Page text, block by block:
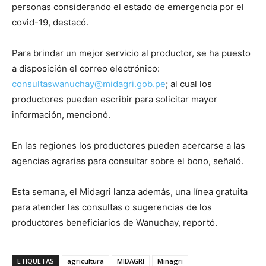
personas considerando el estado de emergencia por el
covid-19, destacó.
Para brindar un mejor servicio al productor, se ha puesto
a disposición el correo electrónico:
consultaswanuchay@midagri.gob.pe; al cual los
productores pueden escribir para solicitar mayor
información, mencionó.
En las regiones los productores pueden acercarse a las
agencias agrarias para consultar sobre el bono, señaló.
Esta semana, el Midagri lanza además, una línea gratuita
para atender las consultas o sugerencias de los
productores beneficiarios de Wanuchay, reportó.
ETIQUETAS agricultura MIDAGRI Minagri